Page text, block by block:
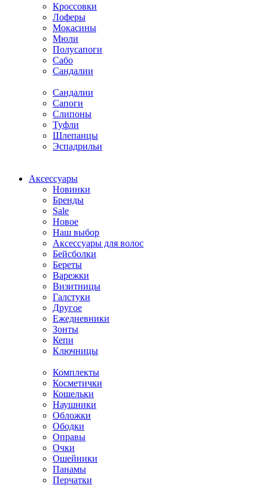
Кроссовки
Лоферы
Мокасины
Мюли
Полусапоги
Сабо
Сандалии
Сандалии
Сапоги
Слипоны
Туфли
Шлепанцы
Эспадрильи
Аксессуары
Новинки
Бренды
Sale
Новое
Наш выбор
Аксессуары для волос
Бейсболки
Береты
Варежки
Визитницы
Галстуки
Другое
Ежедневники
Зонты
Кепи
Ключницы
Комплекты
Косметички
Кошельки
Наушники
Обложки
Ободки
Оправы
Очки
Ошейники
Панамы
Перчатки